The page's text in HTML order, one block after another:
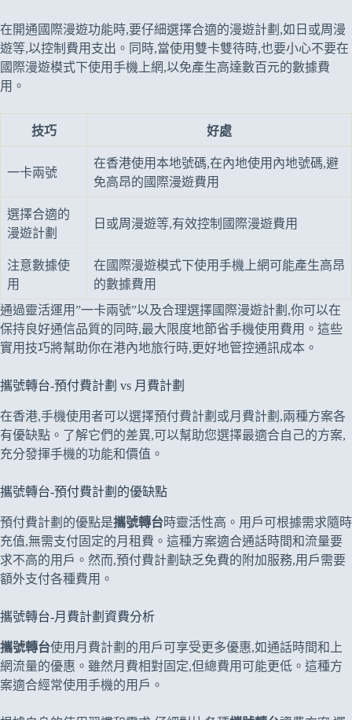
在開通國際漫遊功能時,要仔細選擇合適的漫遊計劃,如日或周漫
遊等,以控制費用支出。同時,當使用雙卡雙待時,也要小心不要在
國際漫遊模式下使用手機上網,以免產生高達數百元的數據費
用。
技巧 好處
一卡兩號
在香港使用本地號碼,在內地使用內地號碼,避
免高昂的國際漫遊費用
選擇合適的
漫遊計劃
日或周漫遊等,有效控制國際漫遊費用
注意數據使
用
在國際漫遊模式下使用手機上網可能產生高昂
的數據費用
通過靈活運用”一卡兩號”以及合理選擇國際漫遊計劃,你可以在
保持良好通信品質的同時,最大限度地節省手機使用費用。這些
實用技巧將幫助你在港內地旅行時,更好地管控通訊成本。
攜號轉台-預付費計劃 vs 月費計劃
在香港,手機使用者可以選擇預付費計劃或月費計劃,兩種方案各
有優缺點。了解它們的差異,可以幫助您選擇最適合自己的方案,
充分發揮手機的功能和價值。
攜號轉台-預付費計劃的優缺點
預付費計劃的優點是攜號轉台時靈活性高。用戶可根據需求隨時
充值,無需支付固定的月租費。這種方案適合通話時間和流量要
求不高的用戶。然而,預付費計劃缺乏免費的附加服務,用戶需要
額外支付各種費用。
攜號轉台-月費計劃資費分析
攜號轉台使用月費計劃的用戶可享受更多優惠,如通話時間和上
網流量的優惠。雖然月費相對固定,但總費用可能更低。這種方
案適合經常使用手機的用戶。